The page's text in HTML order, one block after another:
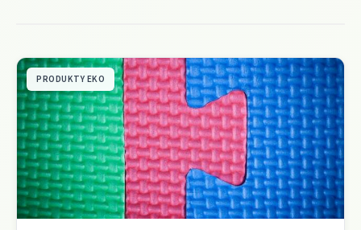
PRODUKTY EKO